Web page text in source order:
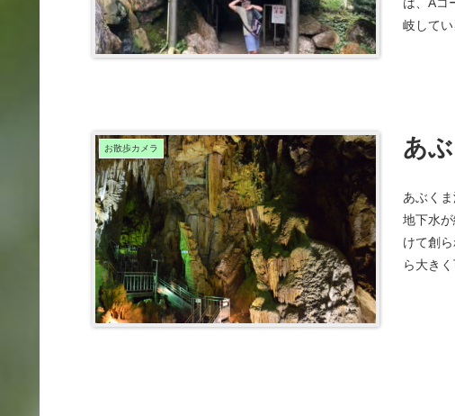
は、Aコ
岐して
お散歩カメラ あ
あぶく
地下水
けて創
ら大き